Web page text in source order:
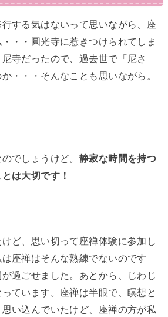
する気はないって思いながら、座
・・圓光寺に惹きつけられてしま
寺だったので、過去世で「尼さ
・・・そんなことも思いながら。
でしょうけど。 静寂な時間を持つ
は大切です！
ど、思い切って座禅体験に参加し
座禅はそんな熟練でないのです
過ごせました。あとから、じわじ
ています。座禅は半眼で、瞑想と
い込んでいたけど、座禅の方が私